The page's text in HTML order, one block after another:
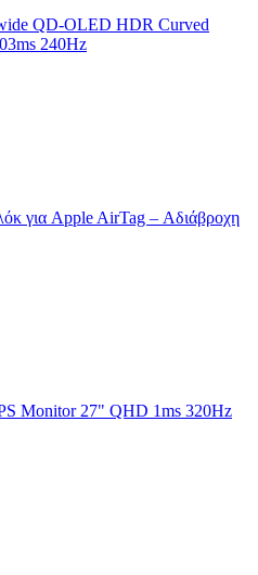
QD-OLED HDR Curved
240Hz
για Apple AirTag – Αδιάβροχη
Monitor 27" QHD 1ms 320Hz